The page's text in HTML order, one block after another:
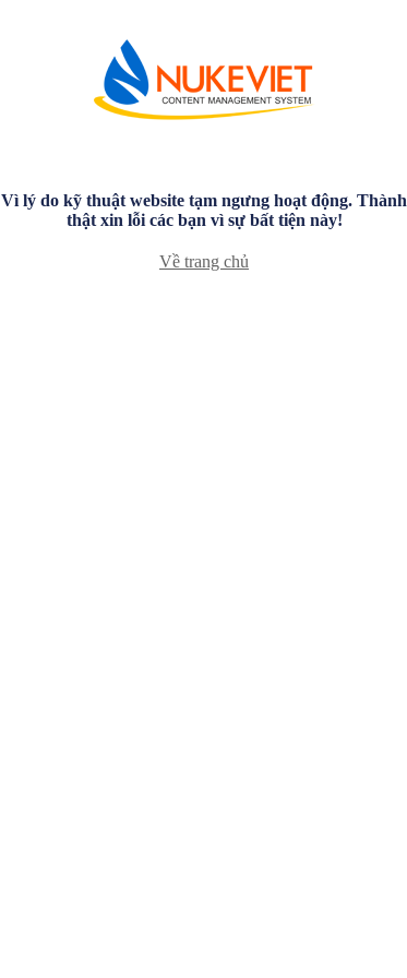
Vì lý do kỹ thuật website tạm ngưng hoạt động. Thành
thật xin lỗi các bạn vì sự bất tiện này!
Về trang chủ